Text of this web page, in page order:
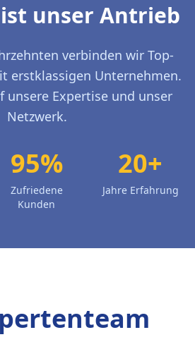
unser Antrieb
verbinden wir Top-
erstklassigen Unternehmen.
unsere Expertise und unser
Netzwerk.
95%
Zufriedene
Kunden
20+
Jahre Erfahrung